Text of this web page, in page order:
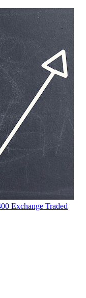
Exchange Traded